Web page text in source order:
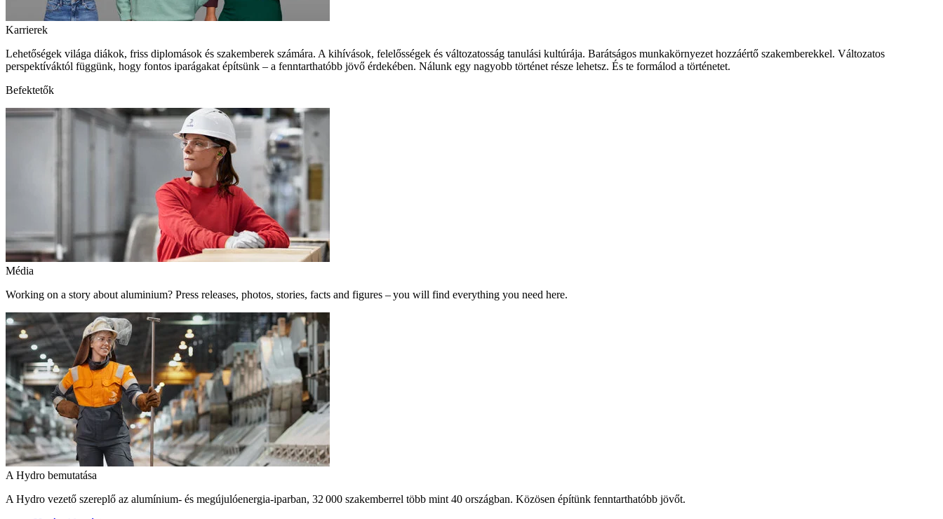
Karrierek
Lehetőségek világa diákok, friss diplomások és szakemberek számára. A kihívások, felelősségek és változatosság tanulási kultúrája. Barátságos munkakörnyezet hozzáértő szakemberekkel. Változatos
perspektíváktól függünk, hogy fontos iparágakat építsünk – a fenntarthatóbb jövő érdekében. Nálunk egy nagyobb történet része lehetsz. És te formálod a történetet.
Befektetők
Média
Working on a story about aluminium? Press releases, photos, stories, facts and figures – you will find everything you need here.
A Hydro bemutatása
A Hydro vezető szereplő az alumínium- és megújulóenergia‑iparban, 32 000 szakemberrel több mint 40 országban. Közösen építünk fenntarthatóbb jövőt.